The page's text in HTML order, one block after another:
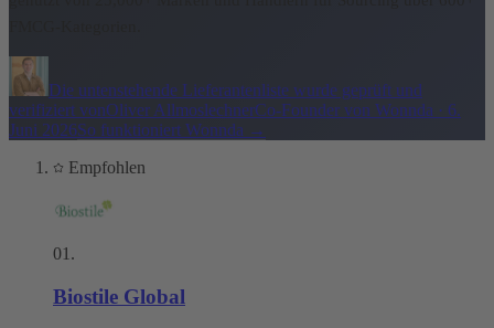
Die untenstehende Lieferantenliste wurde geprüft und
verifiziert vonOliver AllmoslechnerCo-Founder von Wonnda · 6.
Juni 2026So funktioniert Wonnda →
Empfohlen
01 .
Biostile Global